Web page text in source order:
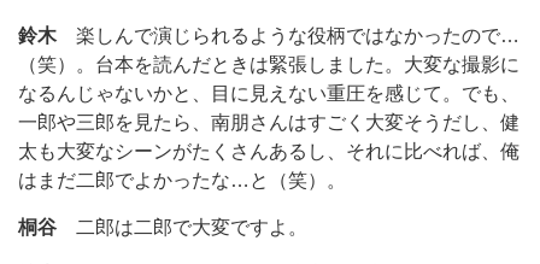
鈴木 楽しんで演じられるような役柄ではなかったので…
（笑）。台本を読んだときは緊張しました。大変な撮影に
なるんじゃないかと、目に見えない重圧を感じて。でも、
一郎や三郎を見たら、南朋さんはすごく大変そうだし、健
太も大変なシーンがたくさんあるし、それに比べれば、俺
はまだ二郎でよかったな…と（笑）。
桐谷 二郎は二郎で大変ですよ。